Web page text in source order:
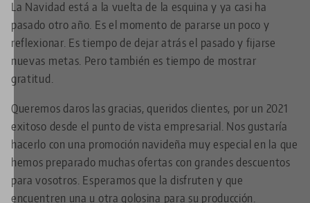
La Navidad está a la vuelta de la esquina y ya casi ha
pasado otro año. Es el momento de pararse un poco y
reflexionar. Es tiempo de dejar atrás el pasado y fijarse
nuevas metas. Pero también es tiempo de mostrar
gratitud.
Queremos daros las gracias, queridos clientes, por un 2021
exitoso desde el punto de vista empresarial. Nos gustaría
hacerlo con una promoción navideña muy especial en la que
hemos preparado muchas ofertas con grandes descuentos
para vosotros. Esperamos que la disfruten y que
encuentren una u otra golosina para su producción.